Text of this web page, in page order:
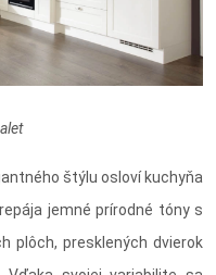
štýlu osloví kuchyňa
jemné prírodné tóny s
plôch, presklených dvierok